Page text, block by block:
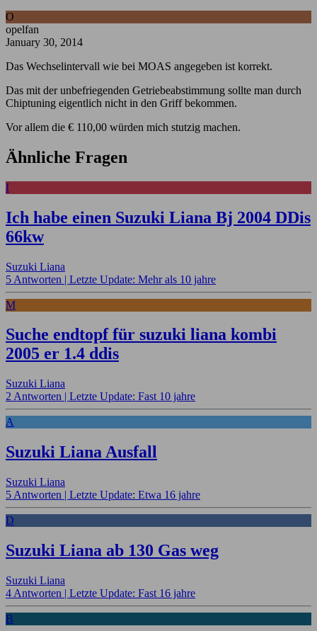
O
opelfan
January 30, 2014
Das Wechselintervall wie bei MOAS angegeben ist korrekt.
Das mit der unbefriegenden Getriebeabstimmung sollte man durch
Chiptuning eigentlich nicht in den Griff bekommen.
Vor allem die € 110,00 würden mich stutzig machen.
Ähnliche Fragen
I
Ich habe einen Suzuki Liana Bj 2004 DDis
66kw
Suzuki Liana
5 Antworten | Letzte Update: Mehr als 10 jahre
M
Suche endtopf für suzuki liana kombi
2005 er 1.4 ddis
Suzuki Liana
2 Antworten | Letzte Update: Fast 10 jahre
A
Suzuki Liana Ausfall
Suzuki Liana
5 Antworten | Letzte Update: Etwa 16 jahre
D
Suzuki Liana ab 130 Gas weg
Suzuki Liana
4 Antworten | Letzte Update: Fast 16 jahre
B